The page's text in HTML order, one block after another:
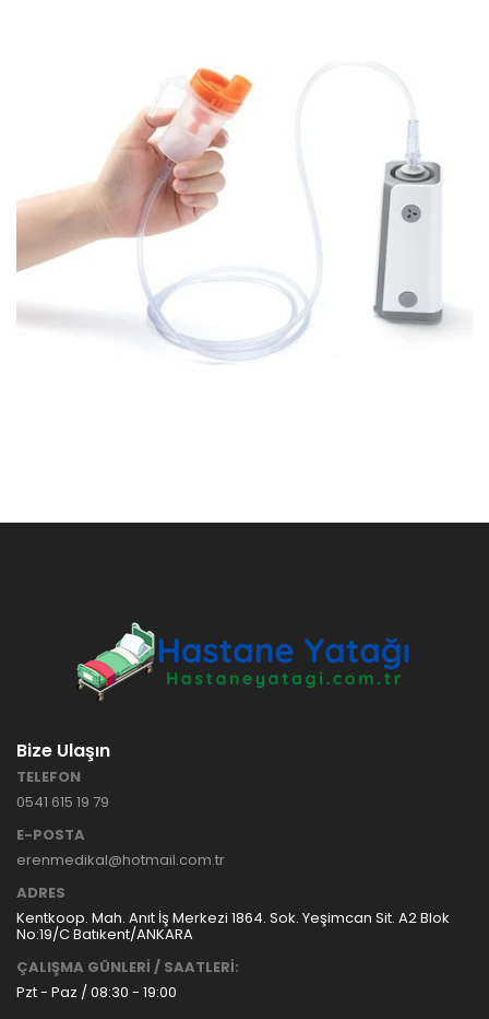
Bize Ulaşın
TELEFON
0541 615 19 79
E-POSTA
erenmedikal@hotmail.com.tr
ADRES
Kentkoop. Mah. Anıt İş Merkezi 1864. Sok. Yeşimcan Sit. A2 Blok
No:19/C Batıkent/ANKARA
ÇALIŞMA GÜNLERİ / SAATLERİ:
Pzt - Paz / 08:30 - 19:00